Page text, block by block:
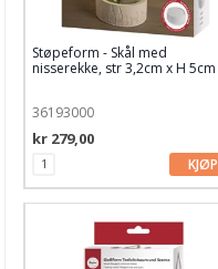
Støpeform - Skål med
nisserekke, str 3,2cm x H 5cm
36193000
kr 279,00
KJØP